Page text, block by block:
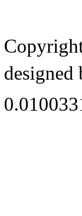
designed